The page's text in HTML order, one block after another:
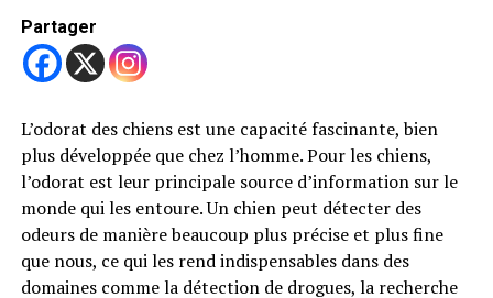
Partager
Un Chien Intelligent et Actif
Le berger islandais est connu pour son caractère
intelligent et actif. Étant un chien de travail, il a été
élevé pour rester alerte et communicatif. Il est donc
souvent vocal, aboyant pour avertir de la présence d’un
Partager
L’odorat des chiens est une capacité fascinante, bien
plus développée que chez l’homme. Pour les chiens,
l’odorat est leur principale source d’information sur le
monde qui les entoure. Un chien peut détecter des
odeurs de manière beaucoup plus précise et plus fine
que nous, ce qui les rend indispensables dans des
domaines comme la détection de drogues, la recherche